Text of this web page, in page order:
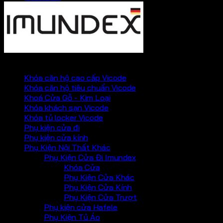
Khóa căn hộ cao cấp Vicode
Khóa căn hộ tiêu chuẩn Vicode
Khoá Cửa Gỗ - Kim Loại
Khóa khách sạn Vicode
Khóa tủ locker Vicode
Phụ kiện cửa đi
Phụ kiện cửa kính
Phụ Kiện Nội Thất Khác
Phụ Kiện Cửa Đi Imundex
Khóa Cửa
Phụ Kiện Cửa Khác
Phụ Kiện Cửa Kính
Phụ Kiện Cửa Trượt
Phụ kiện cửa Hafele
Phụ Kiện Tủ Áo